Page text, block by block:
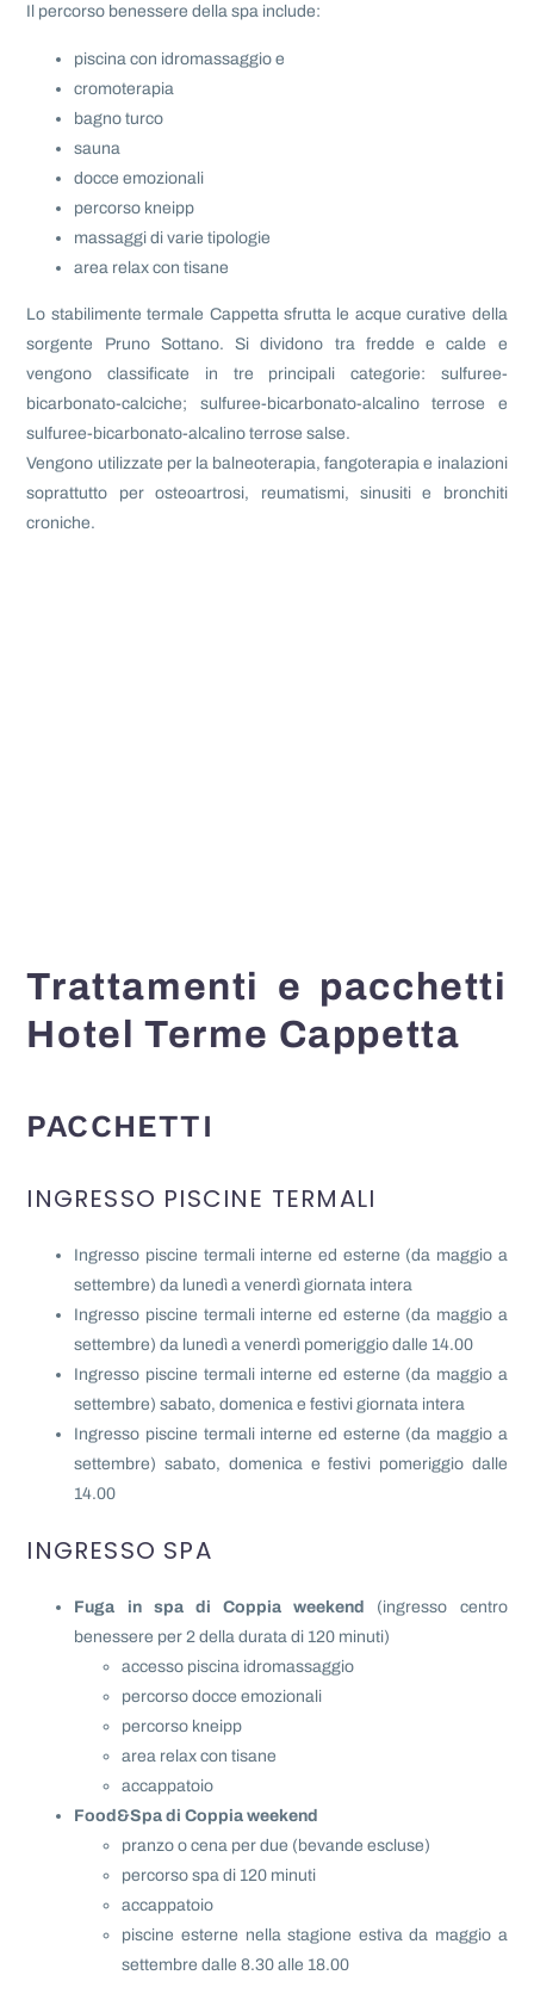
Il percorso benessere della spa include:
piscina con idromassaggio e
cromoterapia
bagno turco
sauna
docce emozionali
percorso kneipp
massaggi di varie tipologie
area relax con tisane
Lo stabilimente termale Cappetta sfrutta le acque curative della
sorgente Pruno Sottano. Si dividono tra fredde e calde e
vengono classificate in tre principali categorie: sulfuree-
bicarbonato-calciche; sulfuree-bicarbonato-alcalino terrose e
sulfuree-bicarbonato-alcalino terrose salse.
Vengono utilizzate per la balneoterapia, fangoterapia e inalazioni
soprattutto per osteoartrosi, reumatismi, sinusiti e bronchiti
croniche.
Trattamenti e pacchetti
Hotel Terme Cappetta
PACCHETTI
INGRESSO PISCINE TERMALI
Ingresso piscine termali interne ed esterne (da maggio a
settembre) da lunedì a venerdì giornata intera
Ingresso piscine termali interne ed esterne (da maggio a
settembre) da lunedì a venerdì pomeriggio dalle 14.00
Ingresso piscine termali interne ed esterne (da maggio a
settembre) sabato, domenica e festivi giornata intera
Ingresso piscine termali interne ed esterne (da maggio a
settembre) sabato, domenica e festivi pomeriggio dalle
14.00
INGRESSO SPA
Fuga in spa di Coppia weekend
(ingresso centro
benessere per 2 della durata di 120 minuti)
accesso piscina idromassaggio
percorso docce emozionali
percorso kneipp
area relax con tisane
accappatoio
Food&Spa di Coppia weekend
pranzo o cena per due (bevande escluse)
percorso spa di 120 minuti
accappatoio
piscine esterne nella stagione estiva da maggio a
settembre dalle 8.30 alle 18.00